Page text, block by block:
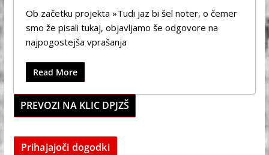
Ob začetku projekta »Tudi jaz bi šel noter, o čemer
smo že pisali tukaj, objavljamo še odgovore na
najpogostejša vprašanja
Read More
PREVOZI NA KLIC DPJZŠ
Prihajajoči dogodki